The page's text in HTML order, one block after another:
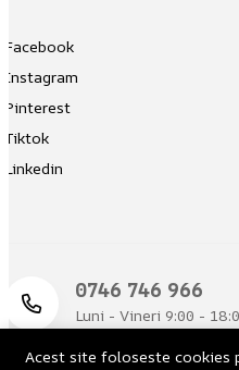
Facebook
Instagram
Pinterest
Tiktok
Linkedin
‪0746 746 966‬
Luni - Vineri 9:00 -
Acest site foloseste cookies